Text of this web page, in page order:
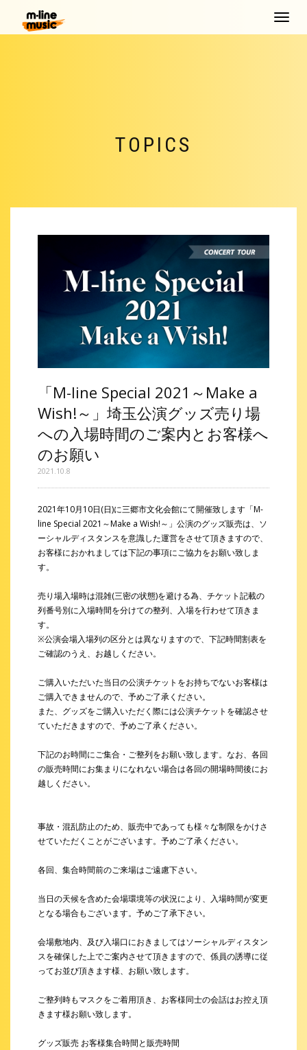
Toggle
TOPICS
「M-line Special 2021～Make a
Wish!～」埼玉公演グッズ売り場
への入場時間のご案内とお客様へ
のお願い
2021.10.8
2021年10月10日(日)に三郷市文化会館にて開催致します「M-
line Special 2021～Make a Wish!～」公演のグッズ販売は、ソ
ーシャルディスタンスを意識した運営をさせて頂きますので、
お客様におかれましては下記の事項にご協力をお願い致しま
す。
売り場入場時は混雑(三密の状態)を避ける為、チケット記載の
列番号別に入場時間を分けての整列、入場を行わせて頂きま
す。
※公演会場入場列の区分とは異なりますので、下記時間割表を
ご確認のうえ、お越しください。
ご購入いただいた当日の公演チケットをお持ちでないお客様は
ご購入できませんので、予めご了承ください。
また、グッズをご購入いただく際には公演チケットを確認させ
ていただきますので、予めご了承ください。
下記のお時間にご集合・ご整列をお願い致します。なお、各回
の販売時間にお集まりになれない場合は各回の開場時間後にお
越しください。
事故・混乱防止のため、販売中であっても様々な制限をかけさ
せていただくことがございます。予めご了承ください。
各回、集合時間前のご来場はご遠慮下さい。
当日の天候を含めた会場環境等の状況により、入場時間が変更
となる場合もございます。予めご了承下さい。
会場敷地内、及び入場口におきましてはソーシャルディスタン
スを確保した上でご案内させて頂きますので、係員の誘導に従
ってお並び頂きます様、お願い致します。
ご整列時もマスクをご着用頂き、お客様同士の会話はお控え頂
きます様お願い致します。
グッズ販売 お客様集合時間と販売時間